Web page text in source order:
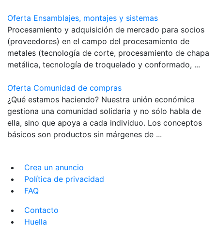
Oferta Ensamblajes, montajes y sistemas
Procesamiento y adquisición de mercado para socios
(proveedores) en el campo del procesamiento de
metales (tecnología de corte, procesamiento de chapa
metálica, tecnología de troquelado y conformado, ...
Oferta Comunidad de compras
¿Qué estamos haciendo? Nuestra unión económica
gestiona una comunidad solidaria y no sólo habla de
ella, sino que apoya a cada individuo. Los conceptos
básicos son productos sin márgenes de ...
Crea un anuncio
Política de privacidad
FAQ
Contacto
Huella